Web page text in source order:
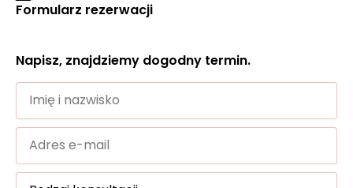
Formularz rezerwacji
Napisz, znajdziemy dogodny termin.